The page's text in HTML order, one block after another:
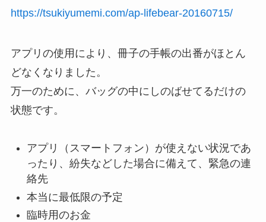
https://tsukiyumemi.com/ap-lifebear-20160715/
アプリの使用により、冊子の手帳の出番がほとん
どなくなりました。
万一のために、バッグの中にしのばせてるだけの
状態です。
アプリ（スマートフォン）が使えない状況であ
ったり、紛失などした場合に備えて、緊急の連
絡先
本当に最低限の予定
臨時用のお金